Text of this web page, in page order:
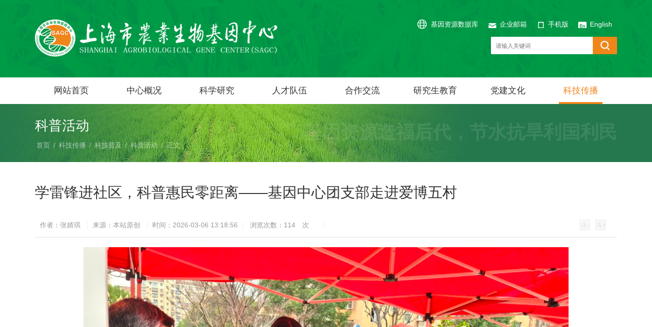
基因资源数据库 企业邮箱 手机版 English
网站首页 中心概况 科学研究 人才队伍 合作交流 研究生教育 党建文化 科技传播
科普活动 基因资源造福后代，节水抗旱利国利民
首页 / 科技传播 /科技普及 /科普活动 /正文
学雷锋进社区，科普惠民零距离——基因中心团支部走进爱博五村
作者：张婧琪 来源：本站原创 时间：2026-03-06 13:18:56 浏览次数： 114 次 A - A